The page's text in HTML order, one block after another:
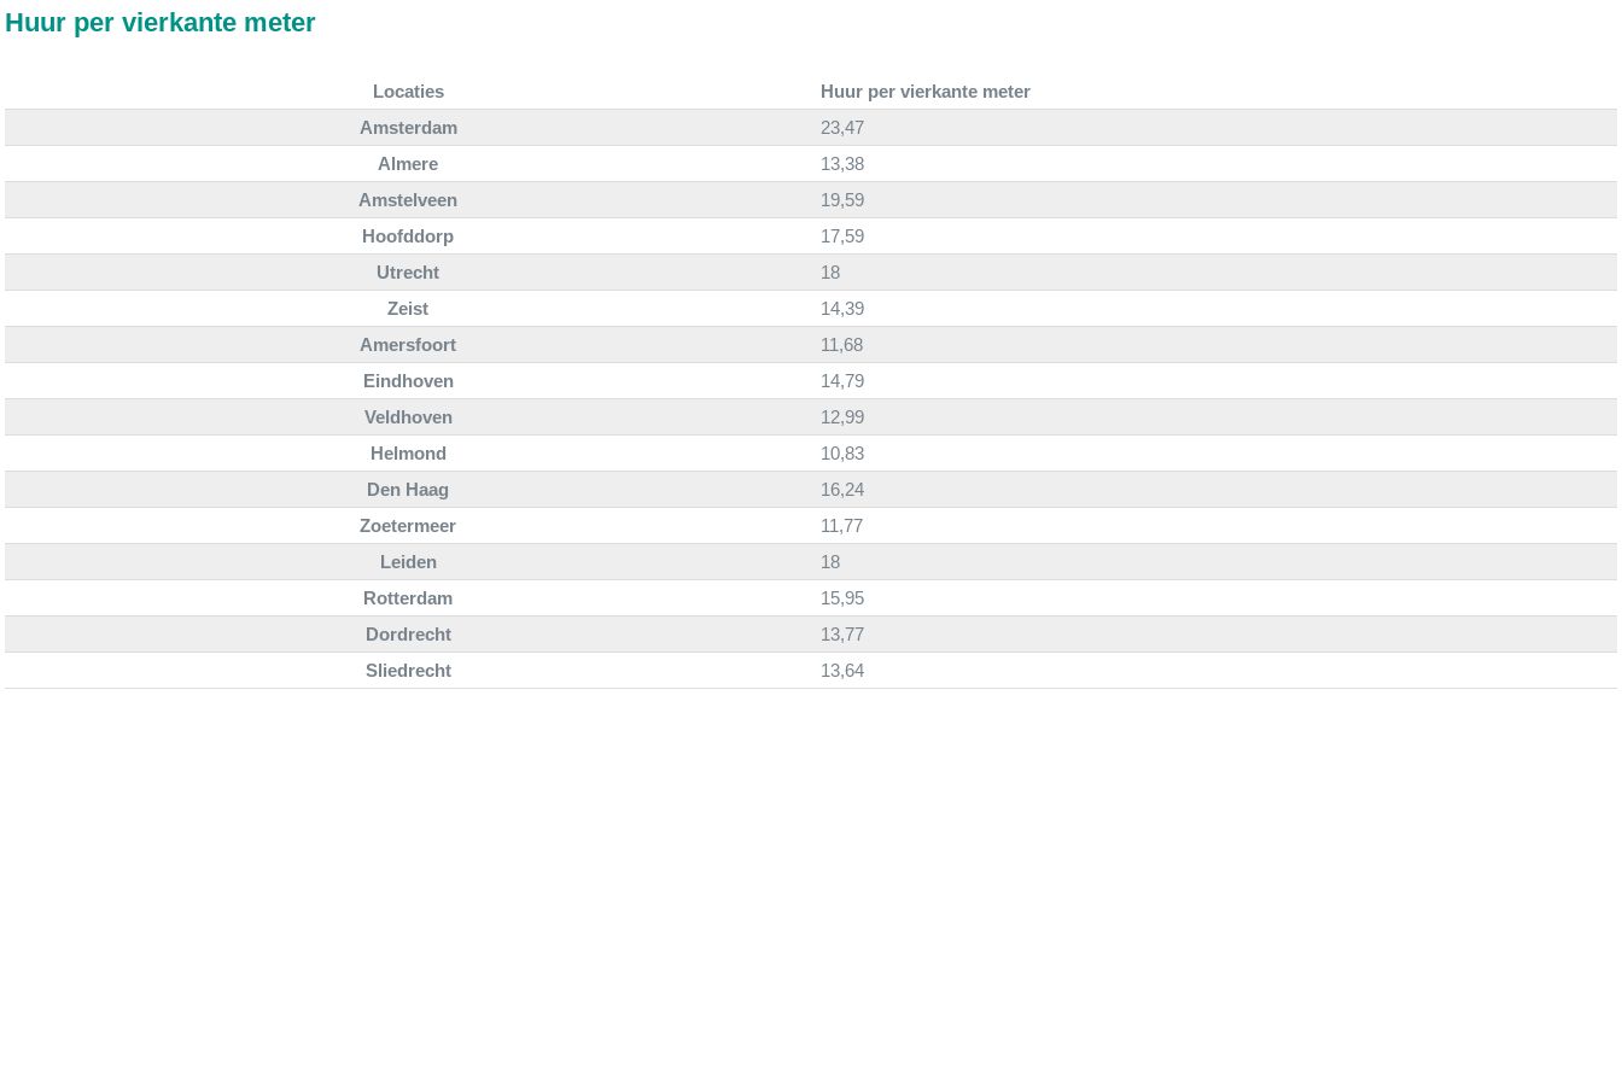
Locaties
Huur per vierkante meter
Amsterdam
23,47
Almere
13,38
Amstelveen
19,59
Hoofddorp
17,59
Utrecht
18
Zeist
14,39
Amersfoort
11,68
Eindhoven
14,79
Veldhoven
12,99
Helmond
10,83
Den Haag
16,24
Zoetermeer
11,77
Leiden
18
Rotterdam
15,95
Dordrecht
13,77
Sliedrecht
13,64
Huur per vierkante meter